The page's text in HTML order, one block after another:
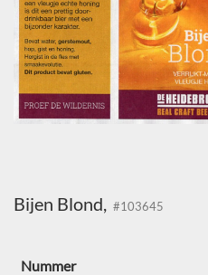
Bijen Blond, #103645
Nummer